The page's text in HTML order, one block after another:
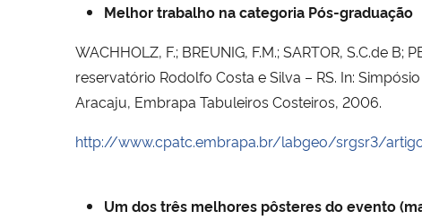
Melhor trabalho na categoria Pós-graduação
WACHHOLZ, F.; BREUNIG, F.M.; SARTOR, S.C.de
reservatório Rodolfo Costa e Silva – RS. In:
Aracaju, Embrapa Tabuleiros Costeiros, 2006.
http://www.cpatc.embrapa.br/labgeo/srgsr3/
Um dos três melhores pôsteres do evento